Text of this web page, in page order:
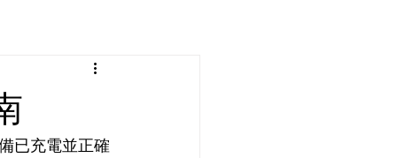
已充電並正確